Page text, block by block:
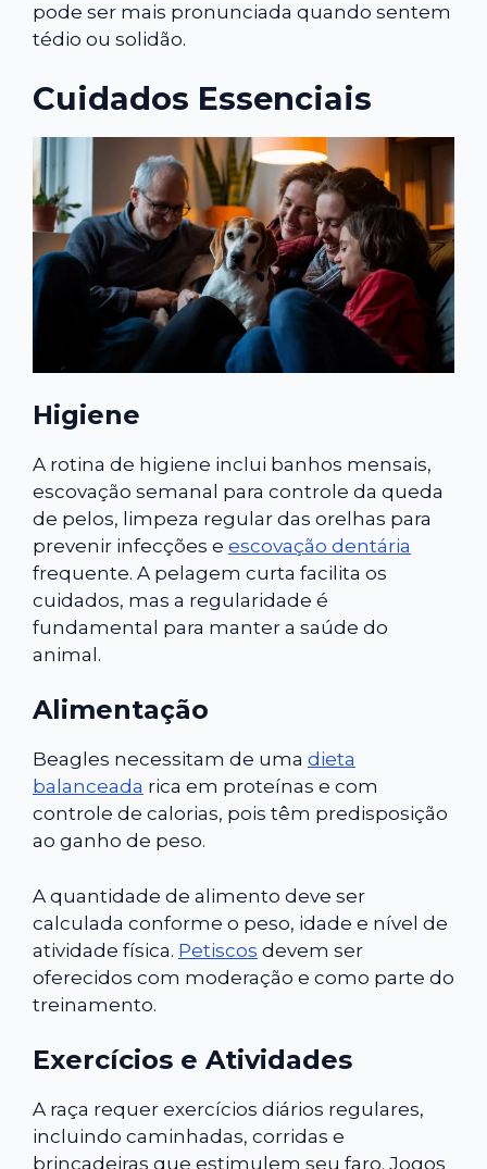
pode ser mais pronunciada quando sentem
tédio ou solidão.
Cuidados Essenciais
Higiene
A rotina de higiene inclui banhos mensais,
escovação semanal para controle da queda
de pelos, limpeza regular das orelhas para
prevenir infecções e escovação dentária
frequente. A pelagem curta facilita os
cuidados, mas a regularidade é
fundamental para manter a saúde do
animal.
Alimentação
Beagles necessitam de uma dieta
balanceada rica em proteínas e com
controle de calorias, pois têm predisposição
ao ganho de peso.
A quantidade de alimento deve ser
calculada conforme o peso, idade e nível de
atividade física. Petiscos devem ser
oferecidos com moderação e como parte do
treinamento.
Exercícios e Atividades
A raça requer exercícios diários regulares,
incluindo caminhadas, corridas e
brincadeiras que estimulem seu faro. Jogos